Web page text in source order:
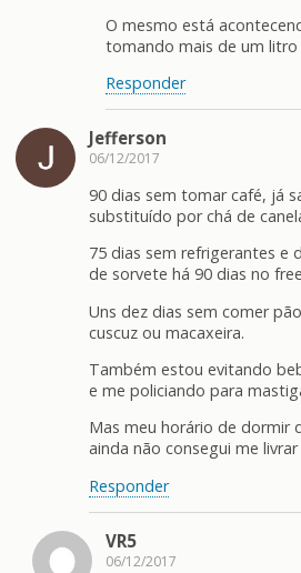
O mesmo está
tomando mais de um litro
Responder
Jefferson
06/12/2017
90 dias sem tomar café, já
substituído por chá de
75 dias sem refrigerantes e
de sorvete há 90 dias no
Uns dez dias sem comer
cuscuz ou macaxeira.
Também estou evitando
e me policiando para
Mas meu horário de dormir
ainda não consegui me
Responder
VR5
06/12/2017